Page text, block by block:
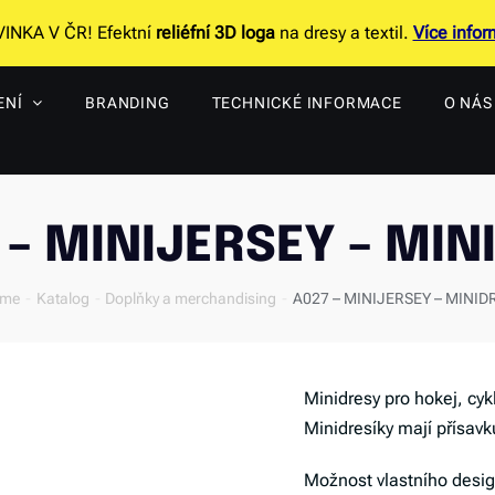
V ČR! Efektní reliéfní 3D logana dresy a textil. Více
BRANDING TECHNICKÉ INFORMACE O NÁS
MINIJERSEY –
Katalog Doplňky a merchandising A027 – MINIJERSEY –
Minidresy pro hokej,
Minidresíky mají
Možnost vlastního